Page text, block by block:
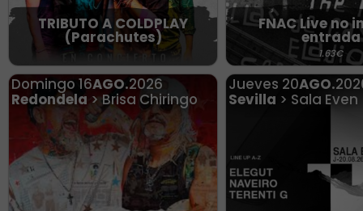
TRIBUTO A COLDPLAY
(Parachutes)
FNAC Live no
entrada
1.63€
Domingo 16AGO.2026
Redondela > Brisa Chiringo
Jueves 20AGO.
Sevilla > Sala Even